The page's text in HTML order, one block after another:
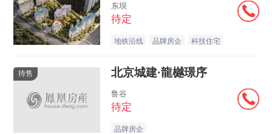
东坝
待定
地铁沿线 品牌房企 科技住宅
待售 北京城建·龍樾璟序
鲁谷
待定
品牌房企